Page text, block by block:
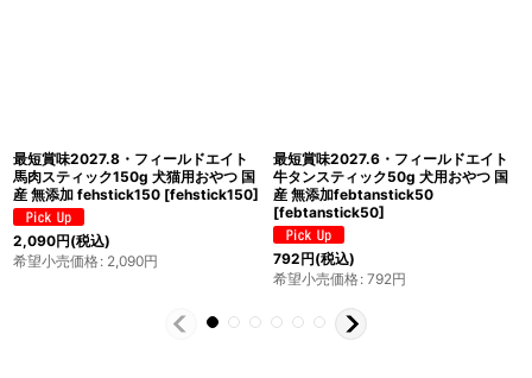
最短賞味2027.6・フィールドエイト
サーモンダイス50ｇ犬用おやつ 国産
無添加 fesdice50 [fesdice50]
660円(税込)
希望小売価格: 660円
最短賞味2027.8・フィールドエイト
地鶏レバービッツ50g 犬用おやつ 国
産 無添加fecleverb50
[fecleverb50]
440円(税込)
希望小売価格: 440円